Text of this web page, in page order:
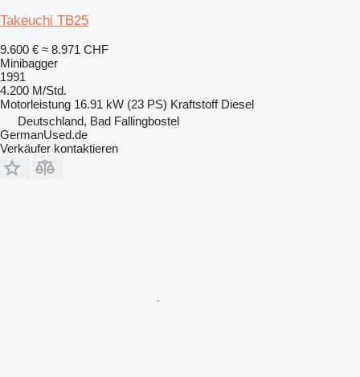
Takeuchi TB25
9.600 € ≈ 8.971 CHF
Minibagger
1991
4.200 M/Std.
Motorleistung 16.91 kW (23 PS) Kraftstoff Diesel
Deutschland, Bad Fallingbostel
GermanUsed.de
Verkäufer kontaktieren